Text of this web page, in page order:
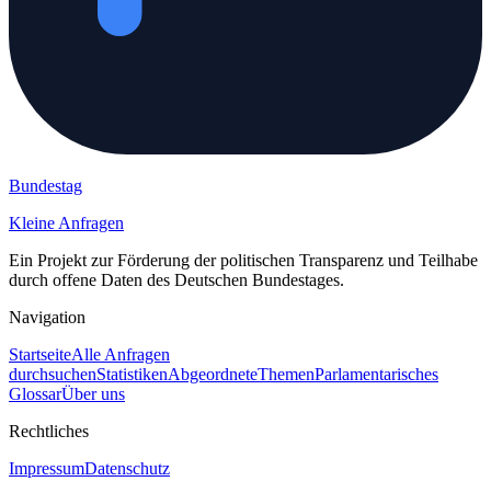
Bundestag
Kleine Anfragen
Ein Projekt zur Förderung der politischen Transparenz und Teilhabe
durch offene Daten des Deutschen Bundestages.
Navigation
StartseiteAlle Anfragen
durchsuchenStatistikenAbgeordneteThemenParlamentarisches
GlossarÜber uns
Rechtliches
ImpressumDatenschutz